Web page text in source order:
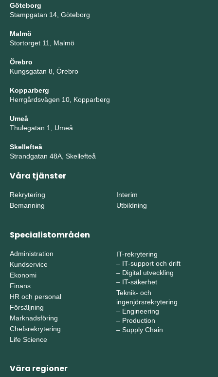
Göteborg
Stampgatan 14, Göteborg
Malmö
Stortorget 11, Malmö
Örebro
Kungsgatan 8, Örebro
Kopparberg
Herrgårdsvägen 10, Kopparberg
Umeå
Thulegatan 1, Umeå
Skellefteå
Strandgatan 48A, Skellefteå
Våra tjänster
Rekrytering
Bemanning
Interim
Utbildning
Specialistområden
Administration
Kundservice
Ekonomi
Finans
HR och personal
Försäljning
Marknadsföring
Chefsrekrytering
Life Science
IT-rekrytering
– IT-support och drift
– Digital utveckling
– IT-säkerhet
Teknik- och
ingenjörsrekrytering
– Engineering
– Production
– Supply Chain
Våra regioner